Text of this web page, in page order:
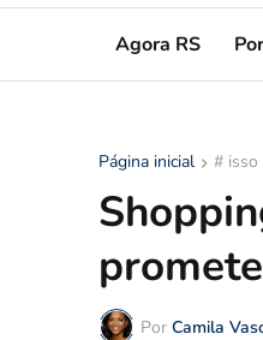
Agora RS
Página inicial # isso
Por Camila